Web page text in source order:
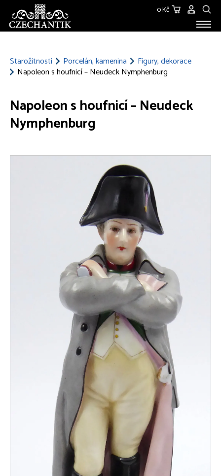
0 Kč
O NÁS
Starožitnosti Porcelán, kamenina
Figury, dekorace
Napoleon s houfnicí – Neudeck Nymphenburg
Napoleon s houfnicí – Neudeck
Nymphenburg